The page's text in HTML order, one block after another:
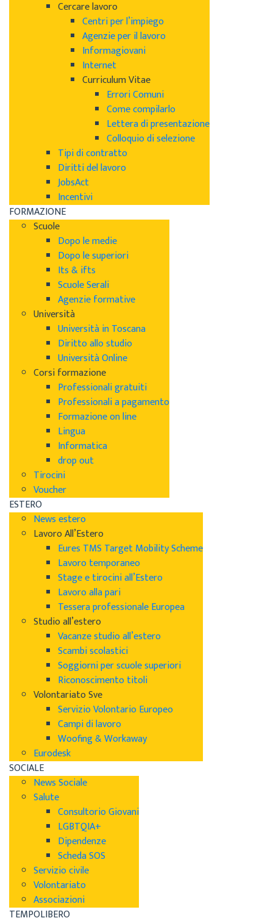
Cercare lavoro
Centri per l’impiego
Agenzie per il lavoro
Informagiovani
Internet
Curriculum Vitae
Errori Comuni
Come compilarlo
Lettera di presentazione
Colloquio di selezione
Tipi di contratto
Diritti del lavoro
JobsAct
Incentivi
FORMAZIONE
Scuole
Dopo le medie
Dopo le superiori
Its & ifts
Scuole Serali
Agenzie formative
Università
Università in Toscana
Diritto allo studio
Università Online
Corsi formazione
Professionali gratuiti
Professionali a pagamento
Formazione on line
Lingua
Informatica
drop out
Tirocini
Voucher
ESTERO
News estero
Lavoro All’Estero
Eures TMS Target Mobility Scheme
Lavoro temporaneo
Stage e tirocini all’Estero
Lavoro alla pari
Tessera professionale Europea
Studio all’estero
Vacanze studio all’estero
Scambi scolastici
Soggiorni per scuole superiori
Riconoscimento titoli
Volontariato Sve
Servizio Volontario Europeo
Campi di lavoro
Woofing & Workaway
Eurodesk
SOCIALE
News Sociale
Salute
Consultorio Giovani
LGBTQIA+
Dipendenze
Scheda SOS
Servizio civile
Volontariato
Associazioni
TEMPOLIBERO